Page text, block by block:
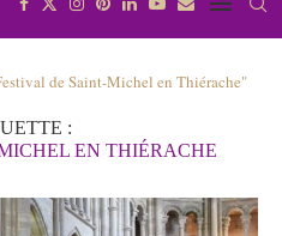
de Saint-Michel en Thiérache"
:
EN THIÉRACHE